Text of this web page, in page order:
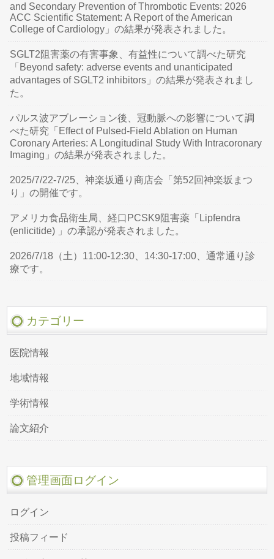
and Secondary Prevention of Thrombotic Events: 2026
ACC Scientific Statement: A Report of the American
College of Cardiology」の結果が発表されました。
SGLT2阻害薬の有害事象、有益性について調べた研究
「Beyond safety: adverse events and unanticipated
advantages of SGLT2 inhibitors」の結果が発表されまし
た。
パルス波アブレーション後、冠動脈への影響について調
べた研究「Effect of Pulsed-Field Ablation on Human
Coronary Arteries: A Longitudinal Study With Intracoronary
Imaging」の結果が発表されました。
2025/7/22-7/25、神楽坂通り商店会「第52回神楽坂まつ
り」の開催です。
アメリカ食品衛生局、経口PCSK9阻害薬「Lipfendra
(enlicitide) 」の承認が発表されました。
2026/7/18（土）11:00-12:30、14:30-17:00、通常通り診
療です。
カテゴリー
医院情報
地域情報
学術情報
論文紹介
管理画面ログイン
ログイン
投稿フィード